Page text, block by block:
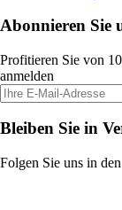
Abonnieren Sie
Profitieren Sie von
anmelden
Bleiben Sie in
Folgen Sie uns in